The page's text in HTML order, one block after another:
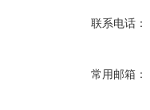
联系电话：
常用邮箱：